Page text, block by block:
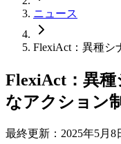
ニュース
FlexiAct：異種シ
FlexiAct：異
なアクション
最終更新：2025年5月8